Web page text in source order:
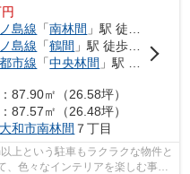
円
島線 「南林間 」駅 徒歩11分
島線 「鶴間 」駅 徒歩18分
市線 「中央林間 」駅 徒歩26分
87.90㎡（26.58坪）
87.57㎡（26.48坪）
大和市南林間 ７丁目
上という駐車もラクラクな物件と
色々なインテリアを楽しむ事が